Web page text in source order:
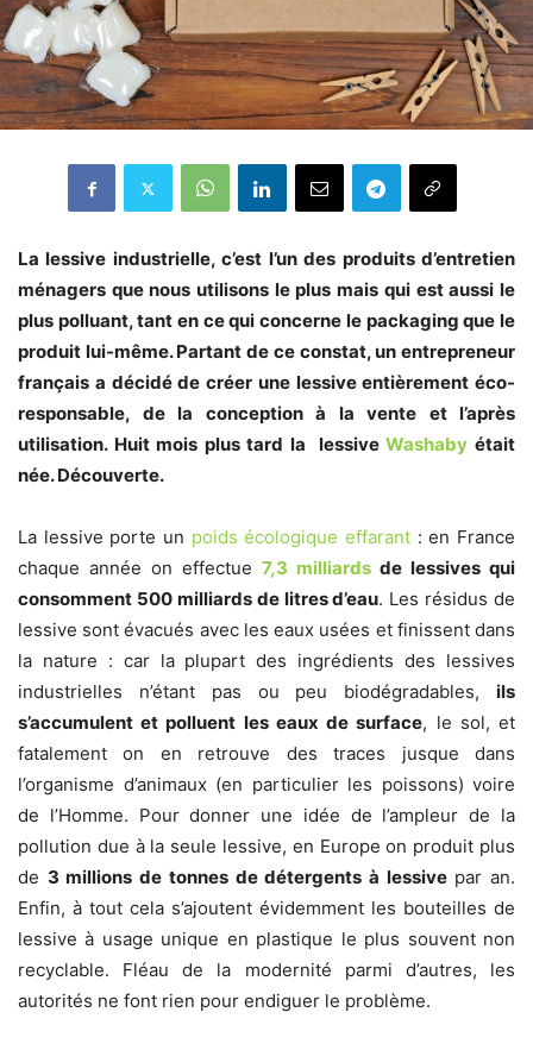
La lessive industrielle, c’est l’un des produits d’entretien
ménagers que nous utilisons le plus mais qui est aussi le
plus polluant, tant en ce qui concerne le packaging que le
produit lui-même. Partant de ce constat, un entrepreneur
français a décidé de créer une lessive entièrement éco-
responsable, de la conception à la vente et l’après
utilisation. Huit mois plus tard la lessiveWashaby était
née. Découverte.
La lessive porte un poids écologique effarant : en France
chaque année on effectue 7,3 milliards de lessives qui
consomment 500 milliards de litres d’eau. Les résidus de
lessive sont évacués avec les eaux usées et finissent dans
la nature : car la plupart des ingrédients des lessives
industrielles n’étant pas ou peu biodégradables, ils
s’accumulent et polluent les eaux de surface, le sol, et
fatalement on en retrouve des traces jusque dans
l’organisme d’animaux (en particulier les poissons) voire
de l’Homme. Pour donner une idée de l’ampleur de la
pollution due à la seule lessive, en Europe on produit plus
de 3 millions de tonnes de détergents à lessivepar an.
Enfin, à tout cela s’ajoutent évidemment les bouteilles de
lessive à usage unique en plastique le plus souvent non
recyclable. Fléau de la modernité parmi d’autres, les
autorités ne font rien pour endiguer le problème.